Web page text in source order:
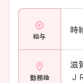
給与
時
勤務地
滋
Ｊ